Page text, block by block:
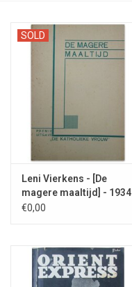
SOLD
Leni Vierkens - [De
magere maaltijd] - 1934
€0,00